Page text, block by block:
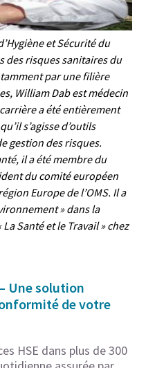
et Sécurité du
des risques sanitaires du
par une filière
William Dab est médecin
a été entièrement
s’agisse d’outils
gestion des risques.
il a été membre du
du comité européen
Europe de l’OMS. Il a
» dans la
Santé et le Travail » chez
Une solution
de votre
HSE dans plus de 300